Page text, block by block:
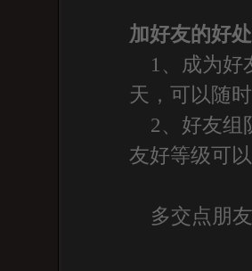
加好友的好
1、成为好
天，可以随
2、好友组
友好等级可
多交点朋